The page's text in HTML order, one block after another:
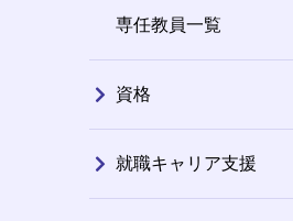
専任教員一覧
資格
就職キャリア支援